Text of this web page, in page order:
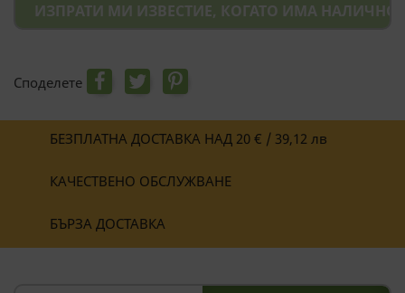
ИЗПРАТИ МИ ИЗВЕСТИЕ, КОГАТО ИМА
Споделете
БЕЗПЛАТНА ДОСТАВКА НАД 20 € / 39,12 лв
КАЧЕСТВЕНО ОБСЛУЖВАНЕ
БЪРЗА ДОСТАВКА